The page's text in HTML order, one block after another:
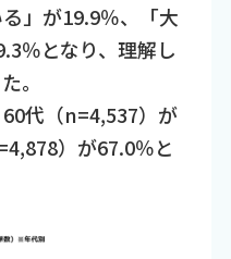
」が19.9％、「大
％となり、理解し
。
代（n=4,537）が
）が67.0％と